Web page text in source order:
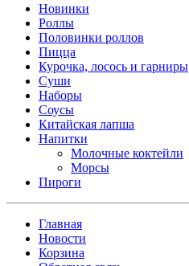
Новинки
Роллы
Половинки роллов
Пицца
Курочка, лосось и гарниры
Суши
Наборы
Соусы
Китайская лапша
Напитки
Молочные коктейли
Морсы
Пироги
Главная
Новости
Корзина